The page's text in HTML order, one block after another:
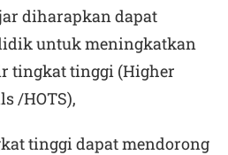
diharapkan dapat
untuk meningkatkan
tingkat tinggi (Higher
/HOTS),
tinggi dapat mendorong